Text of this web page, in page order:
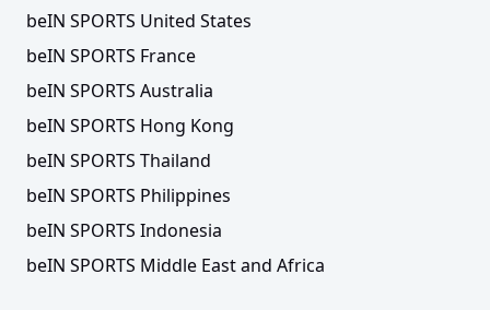
beIN SPORTS United States
beIN SPORTS France
beIN SPORTS Australia
beIN SPORTS Hong Kong
beIN SPORTS Thailand
beIN SPORTS Philippines
beIN SPORTS Indonesia
beIN SPORTS Middle East and Africa